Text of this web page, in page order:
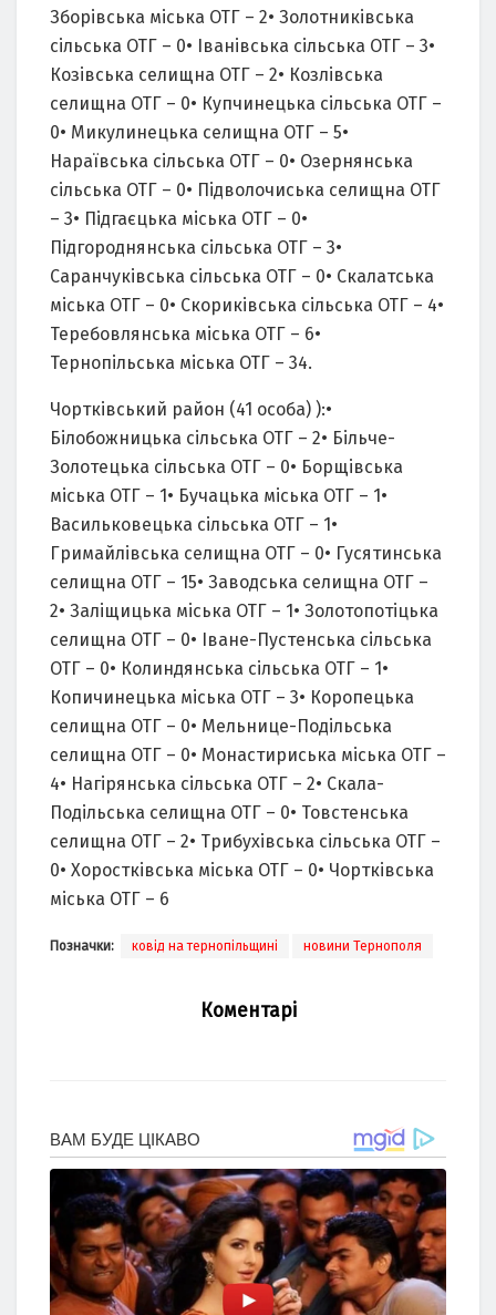
Зборівська міська ОТГ – 2• Золотниківська
сільська ОТГ – 0• Іванівська сільська ОТГ – 3•
Козівська селищна ОТГ – 2• Козлівська
селищна ОТГ – 0• Купчинецька сільська ОТГ –
0• Микулинецька селищна ОТГ – 5•
Нараївська сільська ОТГ – 0• Озернянська
сільська ОТГ – 0• Підволочиська селищна ОТГ
– 3• Підгаєцька міська ОТГ – 0•
Підгороднянська сільська ОТГ – 3•
Саранчуківська сільська ОТГ – 0• Скалатська
міська ОТГ – 0• Скориківська сільська ОТГ – 4•
Теребовлянська міська ОТГ – 6•
Тернопільська міська ОТГ – 34.
Чортківський район (41 особа) ):•
Білобожницька сільська ОТГ – 2• Більче-
Золотецька сільська ОТГ – 0• Борщівська
міська ОТГ – 1• Бучацька міська ОТГ – 1•
Васильковецька сільська ОТГ – 1•
Гримайлівська селищна ОТГ – 0• Гусятинська
селищна ОТГ – 15• Заводська селищна ОТГ –
2• Заліщицька міська ОТГ – 1• Золотопотіцька
селищна ОТГ – 0• Іване-Пустенська сільська
ОТГ – 0• Колиндянська сільська ОТГ – 1•
Копичинецька міська ОТГ – 3• Коропецька
селищна ОТГ – 0• Мельнице-Подільська
селищна ОТГ – 0• Монастириська міська ОТГ –
4• Нагірянська сільська ОТГ – 2• Скала-
Подільська селищна ОТГ – 0• Товстенська
селищна ОТГ – 2• Трибухівська сільська ОТГ –
0• Хоростківська міська ОТГ – 0• Чортківська
міська ОТГ – 6
Позначки: ковід на тернопільщині новини Тернополя
Коментарі